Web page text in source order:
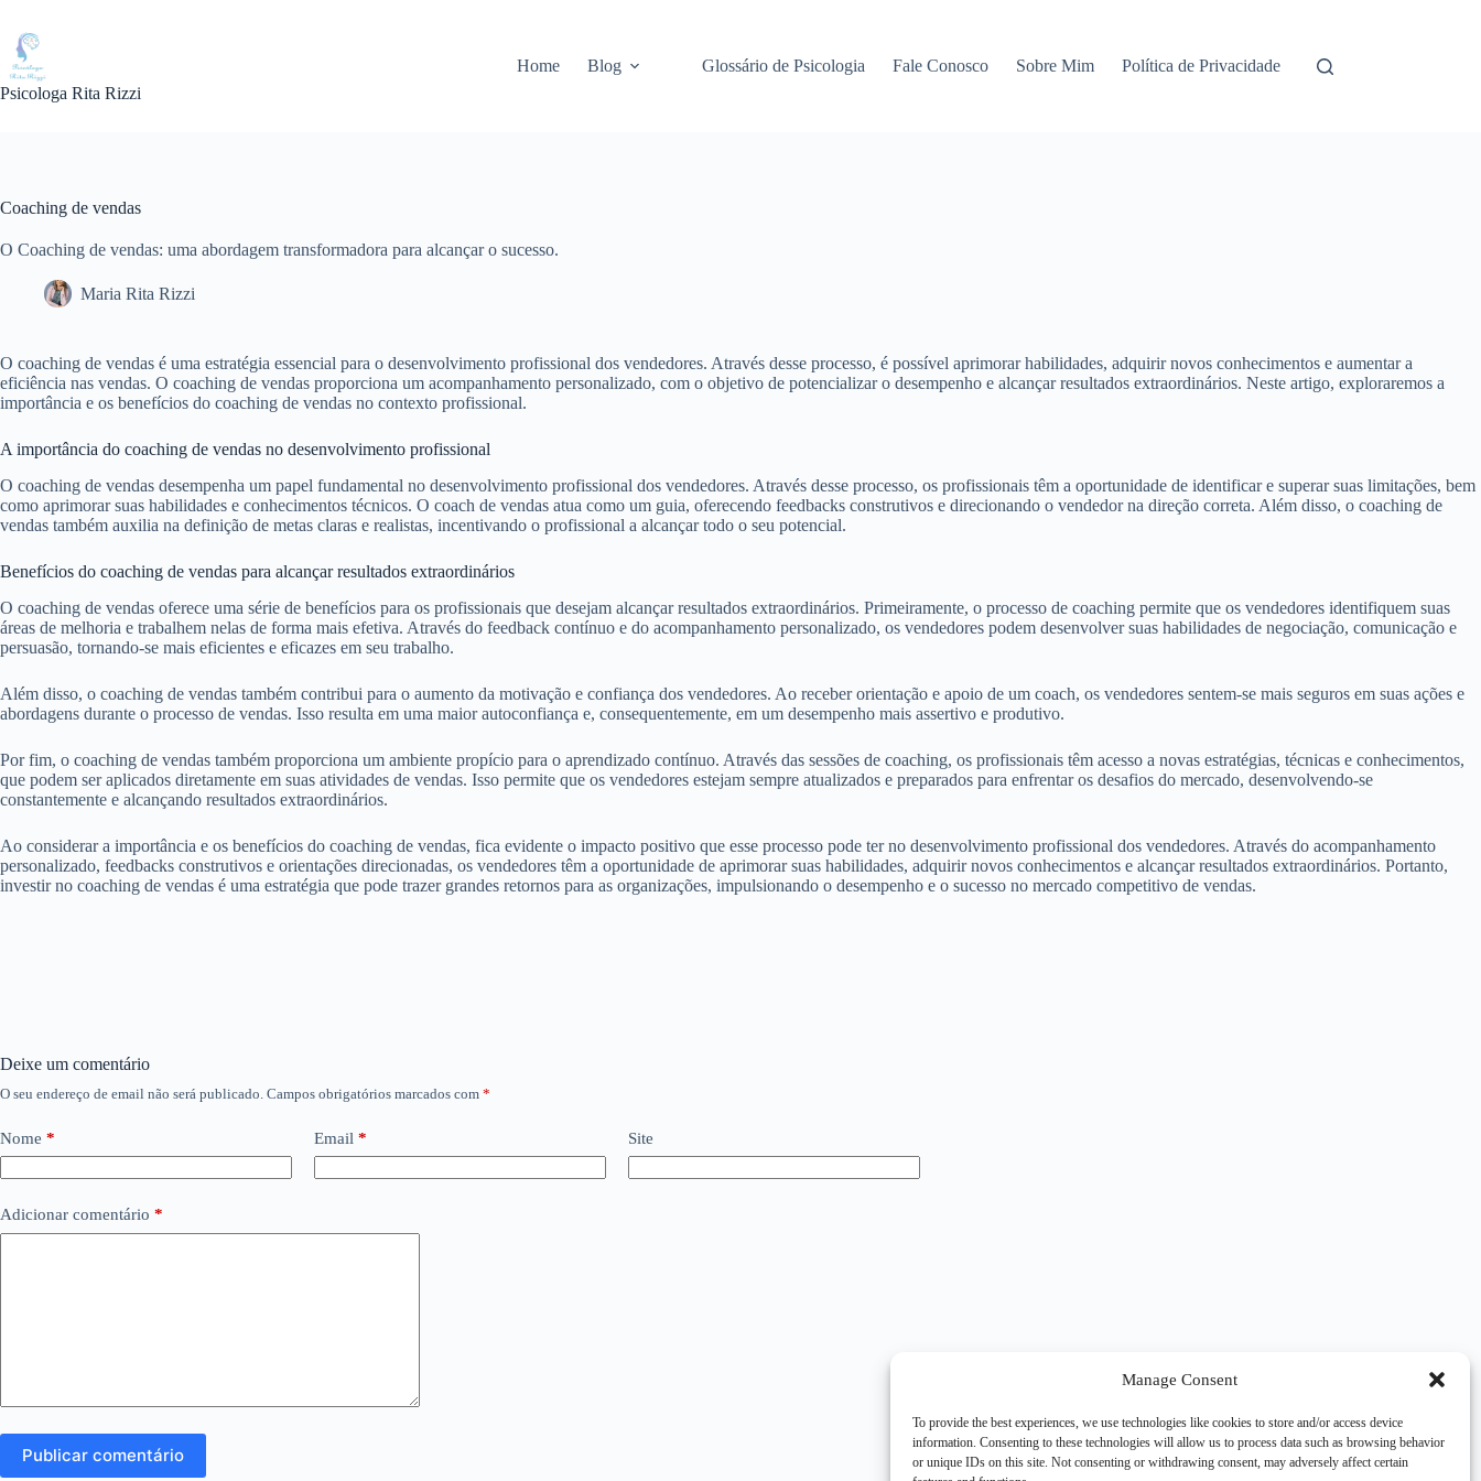
Manage Consent
To provide the best experiences, we use technologies like cookies to store and/or access device
information. Consenting to these technologies will allow us to process data such as browsing behavior
or unique IDs on this site. Not consenting or withdrawing consent, may adversely affect certain
para
conteúdo
Psicologa Rita Rizzi
Home Blog Glossário de Psicologia Fale Conosco Sobre Mim Política de Privacidade
Coaching de vendas
O Coaching de vendas: uma abordagem transformadora para alcançar o sucesso.
Maria Rita Rizzi
O coaching de vendas é uma estratégia essencial para o desenvolvimento profissional dos vendedores. Através desse processo, é possível aprimorar habilidades, adquirir novos conhecimentos e aumentar a
eficiência nas vendas. O coaching de vendas proporciona um acompanhamento personalizado, com o objetivo de potencializar o desempenho e alcançar resultados extraordinários. Neste artigo, exploraremos a
importância e os benefícios do coaching de vendas no contexto profissional.
A importância do coaching de vendas no desenvolvimento profissional
O coaching de vendas desempenha um papel fundamental no desenvolvimento profissional dos vendedores. Através desse processo, os profissionais têm a oportunidade de identificar e superar suas limitações, bem
como aprimorar suas habilidades e conhecimentos técnicos. O coach de vendas atua como um guia, oferecendo feedbacks construtivos e direcionando o vendedor na direção correta. Além disso, o coaching de
vendas também auxilia na definição de metas claras e realistas, incentivando o profissional a alcançar todo o seu potencial.
Benefícios do coaching de vendas para alcançar resultados extraordinários
O coaching de vendas oferece uma série de benefícios para os profissionais que desejam alcançar resultados extraordinários. Primeiramente, o processo de coaching permite que os vendedores identifiquem suas
áreas de melhoria e trabalhem nelas de forma mais efetiva. Através do feedback contínuo e do acompanhamento personalizado, os vendedores podem desenvolver suas habilidades de negociação, comunicação e
persuasão, tornando-se mais eficientes e eficazes em seu trabalho.
Além disso, o coaching de vendas também contribui para o aumento da motivação e confiança dos vendedores. Ao receber orientação e apoio de um coach, os vendedores sentem-se mais seguros em suas ações e
abordagens durante o processo de vendas. Isso resulta em uma maior autoconfiança e, consequentemente, em um desempenho mais assertivo e produtivo.
Por fim, o coaching de vendas também proporciona um ambiente propício para o aprendizado contínuo. Através das sessões de coaching, os profissionais têm acesso a novas estratégias, técnicas e conhecimentos,
que podem ser aplicados diretamente em suas atividades de vendas. Isso permite que os vendedores estejam sempre atualizados e preparados para enfrentar os desafios do mercado, desenvolvendo-se
constantemente e alcançando resultados extraordinários.
Ao considerar a importância e os benefícios do coaching de vendas, fica evidente o impacto positivo que esse processo pode ter no desenvolvimento profissional dos vendedores. Através do acompanhamento
personalizado, feedbacks construtivos e orientações direcionadas, os vendedores têm a oportunidade de aprimorar suas habilidades, adquirir novos conhecimentos e alcançar resultados extraordinários. Portanto,
investir no coaching de vendas é uma estratégia que pode trazer grandes retornos para as organizações, impulsionando o desempenho e o sucesso no mercado competitivo de vendas.
Deixe um comentário
O seu endereço de email não será publicado. Campos obrigatórios marcados com *
Nome * Email * Site
Adicionar comentário *
Publicar comentário